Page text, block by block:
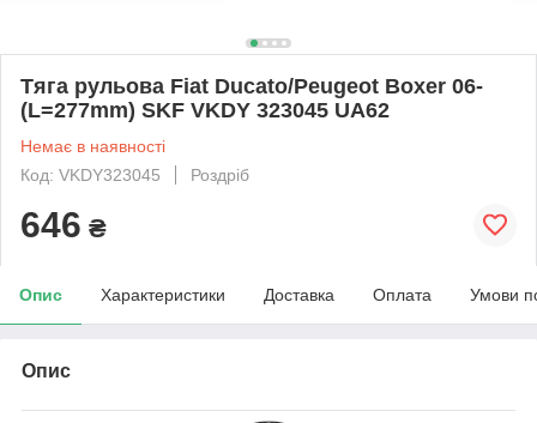
Тяга рульова Fiat Ducato/Peugeot Boxer 06-
(L=277mm) SKF VKDY 323045 UA62
Немає в наявності
Код: VKDY323045
Роздріб
646 ₴
Опис Характеристики Доставка Оплата Умови
Опис